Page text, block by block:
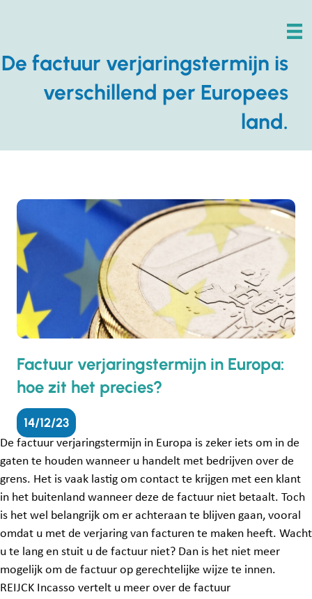
De factuur verjaringstermijn is
verschillend per Europees
land.
Factuur verjaringstermijn in Europa:
hoe zit het precies?
14/12/23
De factuur verjaringstermijn in Europa is zeker iets om in de
gaten te houden wanneer u handelt met bedrijven over de
grens. Het is vaak lastig om contact te krijgen met een klant
in het buitenland wanneer deze de factuur niet betaalt. Toch
is het wel belangrijk om er achteraan te blijven gaan, vooral
omdat u met de verjaring van facturen te maken heeft. Wacht
u te lang en stuit u de factuur niet? Dan is het niet meer
mogelijk om de factuur op gerechtelijke wijze te innen.
REIJCK Incasso vertelt u meer over de factuur